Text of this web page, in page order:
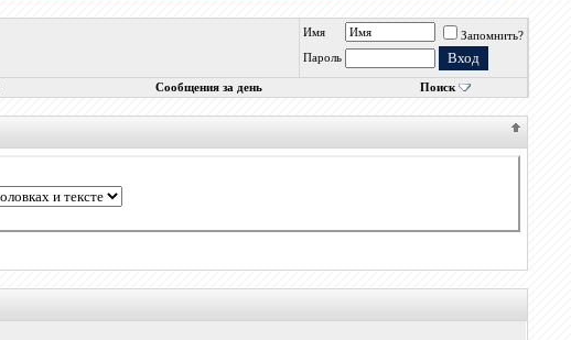
Имя
Запомнить?
Пароль
Сообщения за день Поиск